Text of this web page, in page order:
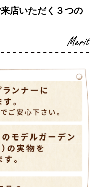
店いただく３つの
Merit